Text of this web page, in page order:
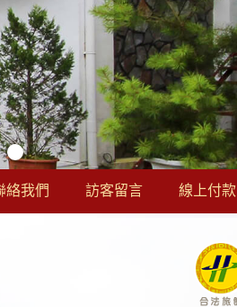
絡我們 訪客留言 線上付款